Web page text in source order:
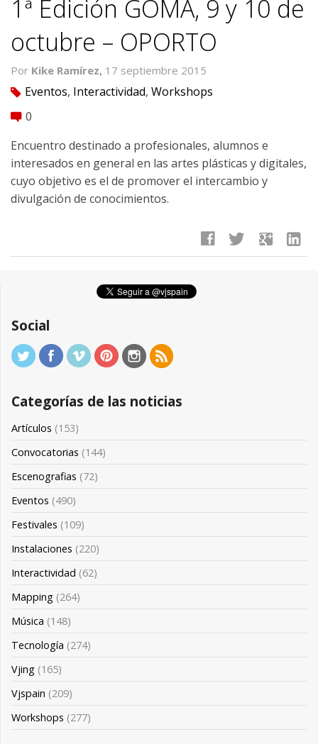
1ª Edición GOMA, 9 y 10 de
octubre – OPORTO
Por Kike Ramírez, 17 septiembre 2015
tag Eventos, Interactividad, Workshops
comment 0
Encuentro destinado a profesionales, alumnos e
interesados en general en las artes plásticas y digitales,
cuyo objetivo es el de promover el intercambio y
divulgación de conocimientos.
facebook twitter google linkedin
Social
Categorías de las noticias
Artículos (153)
Convocatorias (144)
Escenografias (72)
Eventos (490)
Festivales (109)
Instalaciones (220)
Interactividad (62)
Mapping (264)
Música (148)
Tecnología (274)
Vjing (165)
Vjspain (209)
Workshops (277)